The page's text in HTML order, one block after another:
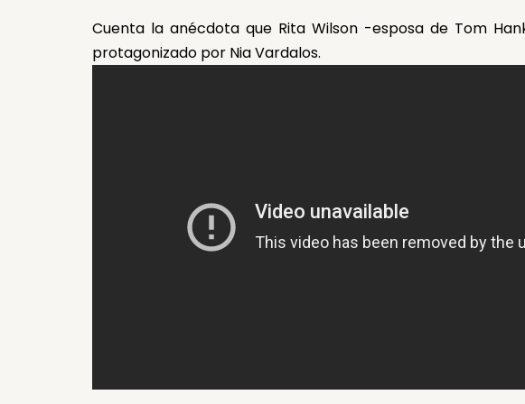
Cuenta la anécdota que Rita Wilson -esposa de Tom
protagonizado por Nia Vardalos.